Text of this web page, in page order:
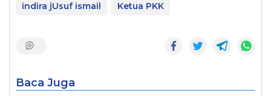
indira jUsuf ismail Ketua PKK
Baca Juga